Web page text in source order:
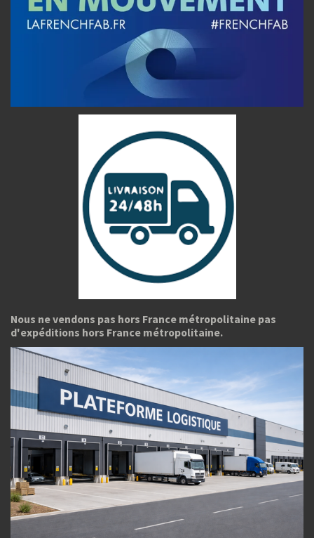
Nous ne vendons pas hors France métropolitaine pas
d'expéditions hors France métropolitaine.